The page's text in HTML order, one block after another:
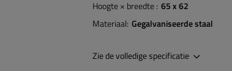
Hoogte × breedte 65 x 62
Materiaal Gegalvaniseerde staal
Zie de volledige specificatie